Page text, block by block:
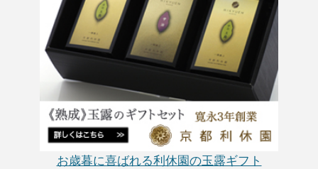
お歳暮に喜ばれる利休園の玉露ギフト